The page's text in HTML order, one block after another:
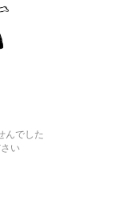
んでした
い